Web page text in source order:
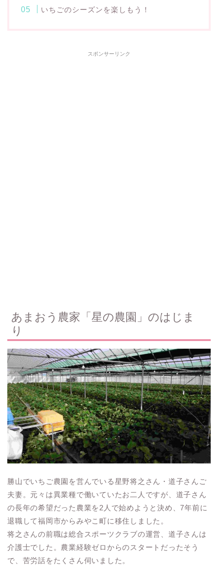
いちごのシーズンを楽しもう！
スポンサーリンク
あまおう農家「星の農園」のはじま
り
勝山でいちご農園を営んでいる星野将之さん・道子さんご
夫妻。元々は異業種で働いていたお二人ですが、道子さん
の長年の希望だった農業を2人で始めようと決め、7年前に
退職して福岡市からみやこ町に移住しました。
将之さんの前職は総合スポーツクラブの運営、道子さんは
介護士でした。農業経験ゼロからのスタートだったそう
で、苦労話をたくさん伺いました。